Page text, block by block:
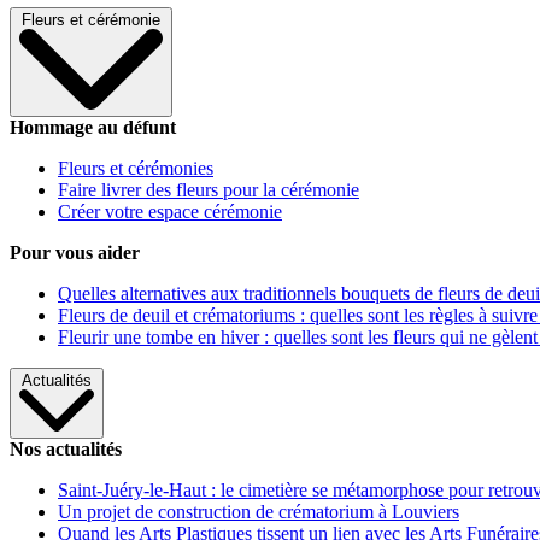
Fleurs et cérémonie
Hommage au défunt
Fleurs et cérémonies
Faire livrer des fleurs pour la cérémonie
Créer votre espace cérémonie
Pour vous aider
Quelles alternatives aux traditionnels bouquets de fleurs de
Fleurs de deuil et crématoriums : quelles sont les règles à
Fleurir une tombe en hiver : quelles sont les fleurs qui ne gèlent
Actualités
Nos actualités
Saint-Juéry-le-Haut : le cimetière se métamorphose pour
Un projet de construction de crématorium à Louviers
Quand les Arts Plastiques tissent un lien avec les Arts